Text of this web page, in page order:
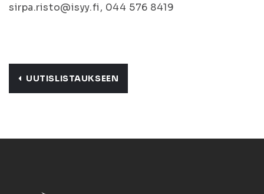
sirpa.risto@isyy.fi, 044 576 8419
UUTISLISTAUKSEEN